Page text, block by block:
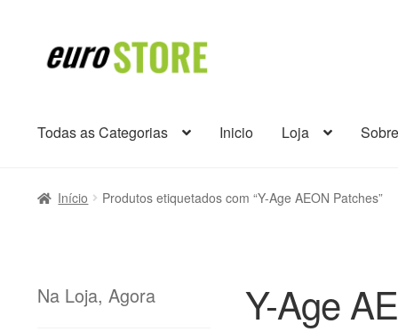
para
Saltar
para
Todas as Categorias
Inicio Loja
Início Produtos etiquetados com “Y-Age AEON Patches”
Y-Age
Na Loja, Agora